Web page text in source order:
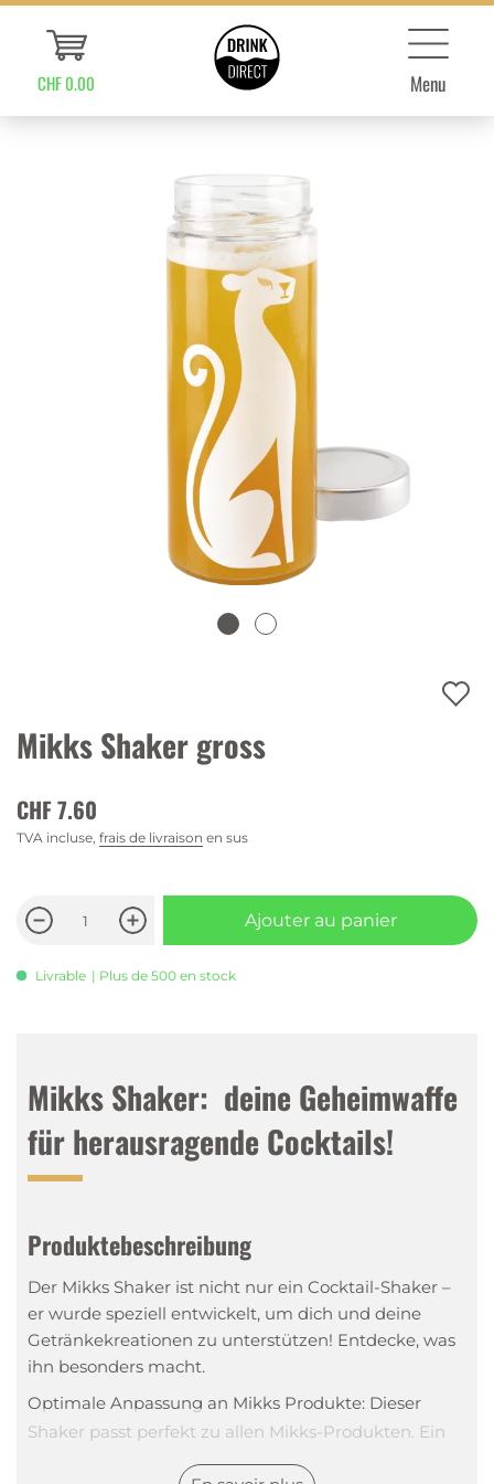
CHF 0.00 Menu
Mikks Shaker gross
CHF 7.60
TVA incluse, frais de livraison en sus
Ajouter au panier
Livrable | Plus de 500 en stock
Mikks Shaker: deine Geheimwaffe
für herausragende Cocktails!
Produktebeschreibung
Der Mikks Shaker ist nicht nur ein Cocktail-Shaker –
er wurde speziell entwickelt, um dich und deine
Getränkekreationen zu unterstützen! Entdecke, was
ihn besonders macht.
Optimale Anpassung an Mikks Produkte: Dieser
Shaker passt perfekt zu allen Mikks-Produkten. Ein
erstklassige Cocktails